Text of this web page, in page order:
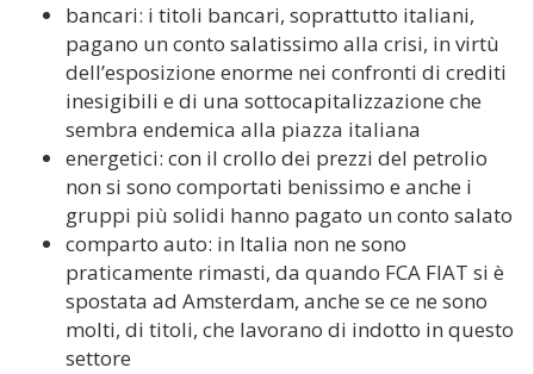
bancari: i titoli bancari, soprattutto italiani,
pagano un conto salatissimo alla crisi, in virtù
dell’esposizione enorme nei confronti di crediti
inesigibili e di una sottocapitalizzazione che
sembra endemica alla piazza italiana
energetici: con il crollo dei prezzi del petrolio
non si sono comportati benissimo e anche i
gruppi più solidi hanno pagato un conto salato
comparto auto: in Italia non ne sono
praticamente rimasti, da quando FCA FIAT si è
spostata ad Amsterdam, anche se ce ne sono
molti, di titoli, che lavorano di indotto in questo
settore